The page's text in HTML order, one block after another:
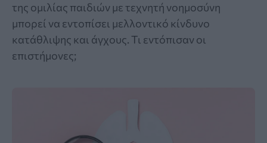
της ομιλίας παιδιών με τεχνητή νοημοσύνη
μπορεί να εντοπίσει μελλοντικό κίνδυνο
κατάθλιψης και άγχους. Τι εντόπισαν οι
επιστήμονες;